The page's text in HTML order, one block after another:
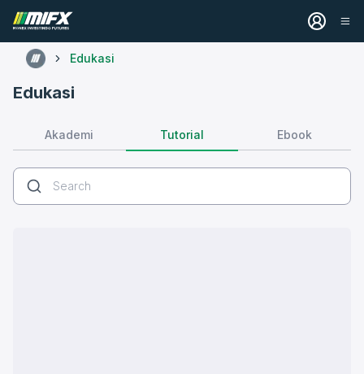
Edukasi
Edukasi
Akademi Tutorial Ebook